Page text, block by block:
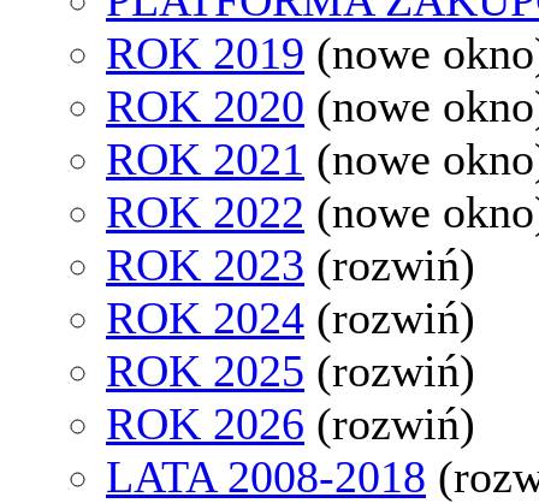
ROK 2019 (nowe
ROK 2020 (nowe
ROK 2021 (nowe
ROK 2022 (nowe
ROK 2023 (rozwiń)
ROK 2024 (rozwiń)
ROK 2025 (rozwiń)
ROK 2026 (rozwiń)
LATA 2008-2018